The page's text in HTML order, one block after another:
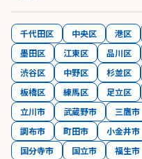
千代田区 中央区 港区
墨田区
江東区 品川区
渋谷区
中野区 杉並区
板橋区
練馬区 足立区
立川市
武蔵野市 三鷹市
調布市
町田市 小金井市
国分寺市
国立市 福生市